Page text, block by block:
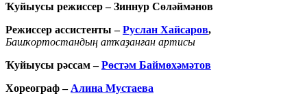
Ҡуйыусы режиссер – Зиннур Сөләймәнов
Режиссер ассистенты –Руслан Хайсаров,
Башҡортостандың атҡаҙанған артисы
Ҡуйыусы рәссам –Рөстәм Баймөхәмәтов
Хореограф – Алина Мустаева